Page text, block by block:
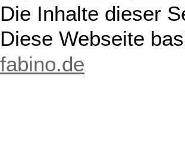
Die Inhalte dieser
Diese Webseite
fabino.de